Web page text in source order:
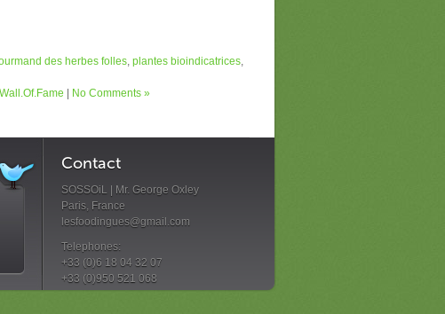
des herbes folles, plantes bioindicatrices,
No Comments »
Contact
SOSSOiL | Mr. George Oxley
Paris, France
lesfoodingues@gmail.com
Telephones:
+33 (0)6 18 04 32 07
+33 (0)950 521 068